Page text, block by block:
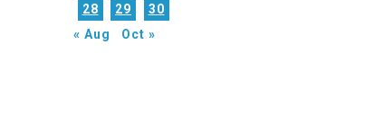
28 29
30
« Aug
Oct »